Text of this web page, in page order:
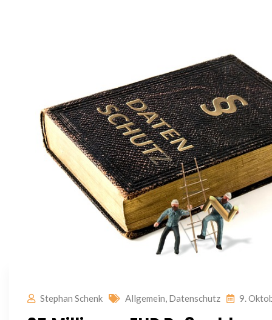
Stephan Schenk Allgemein, Datenschutz 9.